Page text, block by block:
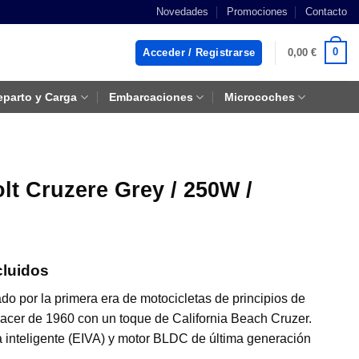
Novedades Promociones Contacto
Acceder / Registrarse 0,00 € 0
y Carga Embarcaciones Microcoches
Cruzere Grey / 250W /
€
por la primera era de motocicletas de principios de
de 1960 con un toque de California Beach Cruzer.
(EIVA) y motor BLDC de última generación